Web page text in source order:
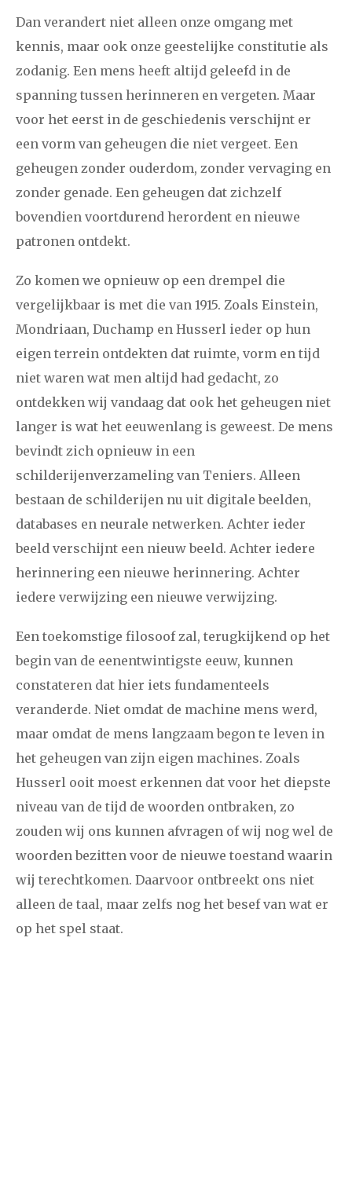
Dan verandert niet alleen onze omgang met
kennis, maar ook onze geestelijke constitutie als
zodanig. Een mens heeft altijd geleefd in de
spanning tussen herinneren en vergeten. Maar
voor het eerst in de geschiedenis verschijnt er
een vorm van geheugen die niet vergeet. Een
geheugen zonder ouderdom, zonder vervaging en
zonder genade. Een geheugen dat zichzelf
bovendien voortdurend herordent en nieuwe
patronen ontdekt.
Zo komen we opnieuw op een drempel die
vergelijkbaar is met die van 1915. Zoals Einstein,
Mondriaan, Duchamp en Husserl ieder op hun
eigen terrein ontdekten dat ruimte, vorm en tijd
niet waren wat men altijd had gedacht, zo
ontdekken wij vandaag dat ook het geheugen niet
langer is wat het eeuwenlang is geweest. De mens
bevindt zich opnieuw in een
schilderijenverzameling van Teniers. Alleen
bestaan de schilderijen nu uit digitale beelden,
databases en neurale netwerken. Achter ieder
beeld verschijnt een nieuw beeld. Achter iedere
herinnering een nieuwe herinnering. Achter
iedere verwijzing een nieuwe verwijzing.
Een toekomstige filosoof zal, terugkijkend op het
begin van de eenentwintigste eeuw, kunnen
constateren dat hier iets fundamenteels
veranderde. Niet omdat de machine mens werd,
maar omdat de mens langzaam begon te leven in
het geheugen van zijn eigen machines. Zoals
Husserl ooit moest erkennen dat voor het diepste
niveau van de tijd de woorden ontbraken, zo
zouden wij ons kunnen afvragen of wij nog wel de
woorden bezitten voor de nieuwe toestand waarin
wij terechtkomen. Daarvoor ontbreekt ons niet
alleen de taal, maar zelfs nog het besef van wat er
op het spel staat.